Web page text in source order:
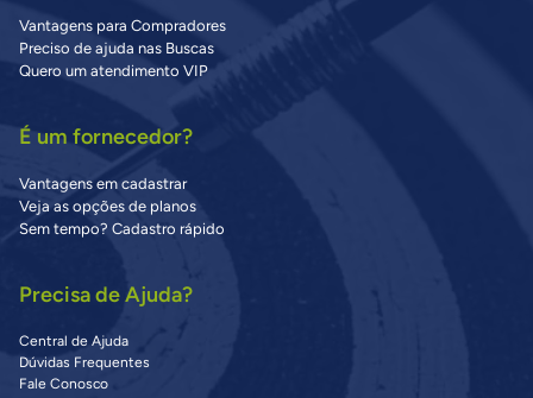
Vantagens para Compradores
Preciso de ajuda nas Buscas
Quero um atendimento VIP
É um fornecedor?
Vantagens em cadastrar
Veja as opções de planos
Sem tempo? Cadastro rápido
Precisa de Ajuda?
Central de Ajuda
Dúvidas Frequentes
Fale Conosco